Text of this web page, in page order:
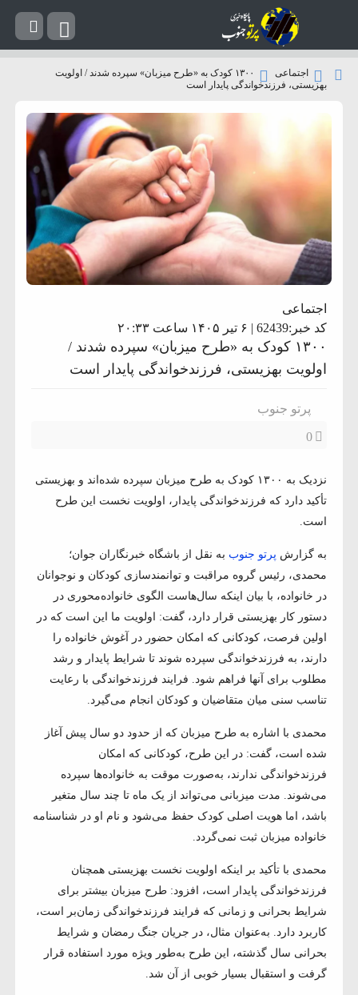
اجتماعی
۱۳۰۰ کودک به «طرح میزبان» سپرده شدند / اولویت
بهزیستی، فرزندخواندگی پایدار است
اجتماعی
کد خبر:62439 | ۶ تیر ۱۴۰۵ ساعت ۲۰:۳۳
۱۳۰۰ کودک به «طرح میزبان» سپرده شدند /
اولویت بهزیستی، فرزندخواندگی پایدار است
پرتو جنوب
0
نزدیک به ۱۳۰۰ کودک به طرح میزبان سپرده شده‌اند و بهزیستی
تأکید دارد که فرزندخواندگی پایدار، اولویت نخست این طرح
است.
به گزارش پرتو جنوب به نقل از باشگاه خبرنگاران جوان؛
محمدی، رئیس گروه مراقبت و توانمندسازی کودکان و نوجوانان
در خانواده، با بیان اینکه سال‌هاست الگوی خانواده‌محوری در
دستور کار بهزیستی قرار دارد، گفت: اولویت ما این است که در
اولین فرصت، کودکانی که امکان حضور در آغوش خانواده را
دارند، به فرزندخواندگی سپرده شوند تا شرایط پایدار و رشد
مطلوب برای آنها فراهم شود. فرایند فرزندخواندگی با رعایت
تناسب سنی میان متقاضیان و کودکان انجام می‌گیرد.
محمدی با اشاره به طرح میزبان که از حدود دو سال پیش آغاز
شده است، گفت: در این طرح، کودکانی که امکان
فرزندخواندگی ندارند، به‌صورت موقت به خانواده‌ها سپرده
می‌شوند. مدت میزبانی می‌تواند از یک ماه تا چند سال متغیر
باشد، اما هویت اصلی کودک حفظ می‌شود و نام او در شناسنامه
خانواده میزبان ثبت نمی‌گردد.
محمدی با تأکید بر اینکه اولویت نخست بهزیستی همچنان
فرزندخواندگی پایدار است، افزود: طرح میزبان بیشتر برای
شرایط بحرانی و زمانی که فرایند فرزندخواندگی زمان‌بر است،
کاربرد دارد. به‌عنوان مثال، در جریان جنگ رمضان و شرایط
بحرانی سال گذشته، این طرح به‌طور ویژه مورد استفاده قرار
گرفت و استقبال بسیار خوبی از آن شد.